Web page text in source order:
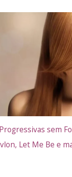
sem
Let Me Be e